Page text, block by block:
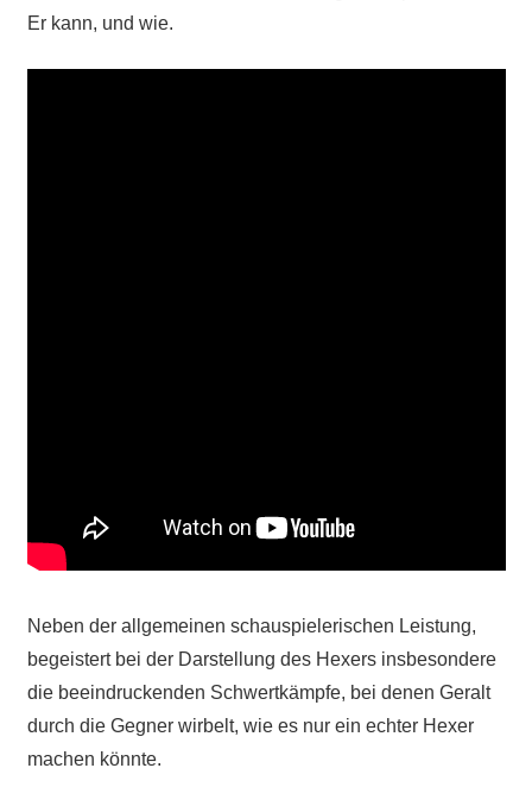
Er kann, und wie.
Neben der allgemeinen schauspielerischen Leistung,
begeistert bei der Darstellung des Hexers insbesondere
die beeindruckenden Schwertkämpfe, bei denen Geralt
durch die Gegner wirbelt, wie es nur ein echter Hexer
machen könnte.